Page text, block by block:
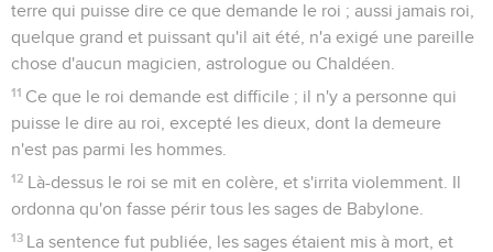
terre qui puisse dire ce que demande le roi ; aussi jamais roi,
quelque grand et puissant qu'il ait été, n'a exigé une pareille
chose d'aucun magicien, astrologue ou Chaldéen.
11 Ce que le roi demande est difficile ; il n'y a personne qui
puisse le dire au roi, excepté les dieux, dont la demeure
n'est pas parmi les hommes.
12 Là-dessus le roi se mit en colère, et s'irrita violemment. Il
ordonna qu'on fasse périr tous les sages de Babylone.
13 La sentence fut publiée, les sages étaient mis à mort, et